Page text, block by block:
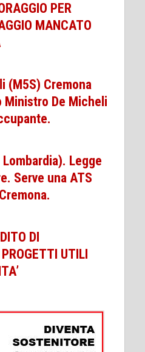
PER
MANCATO
(M5S) Cremona
Ministro De Micheli
Legge
Serve una ATS
DI
UTILI